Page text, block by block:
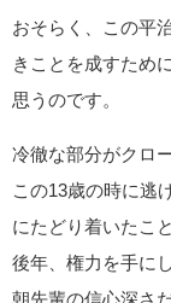
八幡宮をはじめ、
います。
奉納・寄進をした
伊豆に流された後
こちら、環来神社